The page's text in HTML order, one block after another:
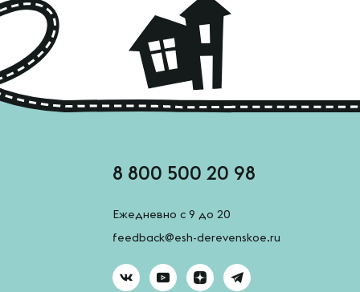
8 800 500 20 98
Ежедневно с 9 до 20
feedback@esh-derevenskoe.ru